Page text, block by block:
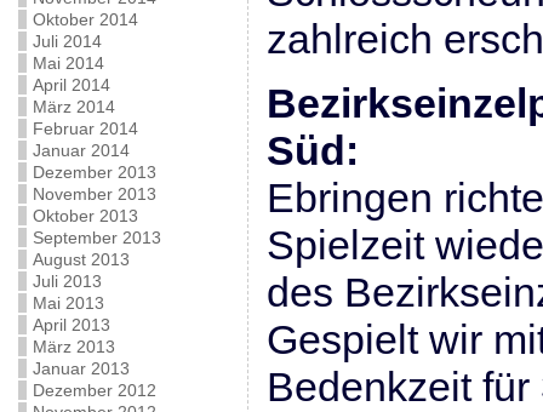
Oktober 2014
Juli 2014
Mai 2014
April 2014
März 2014
Februar 2014
Januar 2014
Dezember 2013
November 2013
Oktober 2013
September 2013
August 2013
Juli 2013
Mai 2013
April 2013
März 2013
Januar 2013
Dezember 2012
zahlreich
Süd:
Ebringen
Spielzeit
des
Gespielt wir
Bedenkzeit